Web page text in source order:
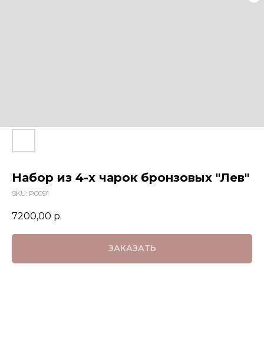
Набор из 4-х чарок бронзовых "Лев"
SKU: P0091
7200,00 р.
ЗАКАЗАТЬ